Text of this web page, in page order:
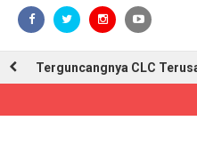
Terguncangnya CLC